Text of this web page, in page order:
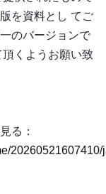
を資料とし てご
のバージョンで
くようお願い致
る：
20260521607410/